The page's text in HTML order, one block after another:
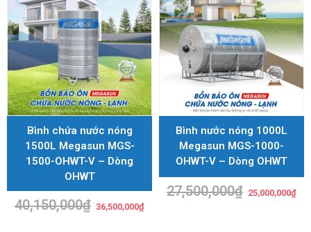
Bình chứa nước nóng
1500L Megasun MGS-
1500-OHWT-V – Dòng
OHWT
40,150,000₫ Giá
gốc
36,500,000₫Giá
Bình nước nóng 1000L
Megasun MGS-1000-
OHWT-V – Dòng OHWT
27,500,000₫ Giá
gốc
25,000,000₫Giá